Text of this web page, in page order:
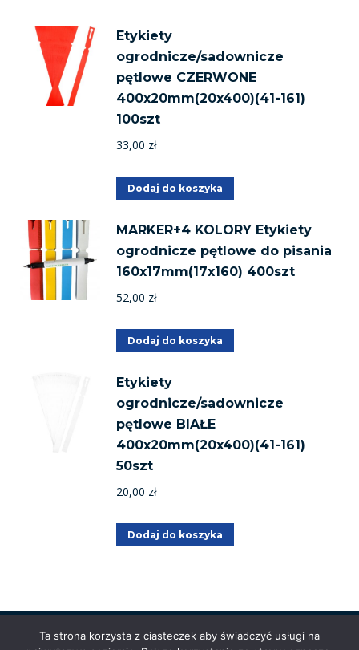
Etykiety
ogrodnicze/sadownicze
pętlowe CZERWONE
400x20mm(20x400)(41-161)
100szt
33,00 zł
Dodaj do koszyka
MARKER+4 KOLORY Etykiety
ogrodnicze pętlowe do pisania
160x17mm(17x160) 400szt
52,00 zł
Dodaj do koszyka
Etykiety
ogrodnicze/sadownicze
pętlowe BIAŁE
400x20mm(20x400)(41-161)
50szt
20,00 zł
Dodaj do koszyka
Ta strona korzysta z ciasteczek aby świadczyć usługi na